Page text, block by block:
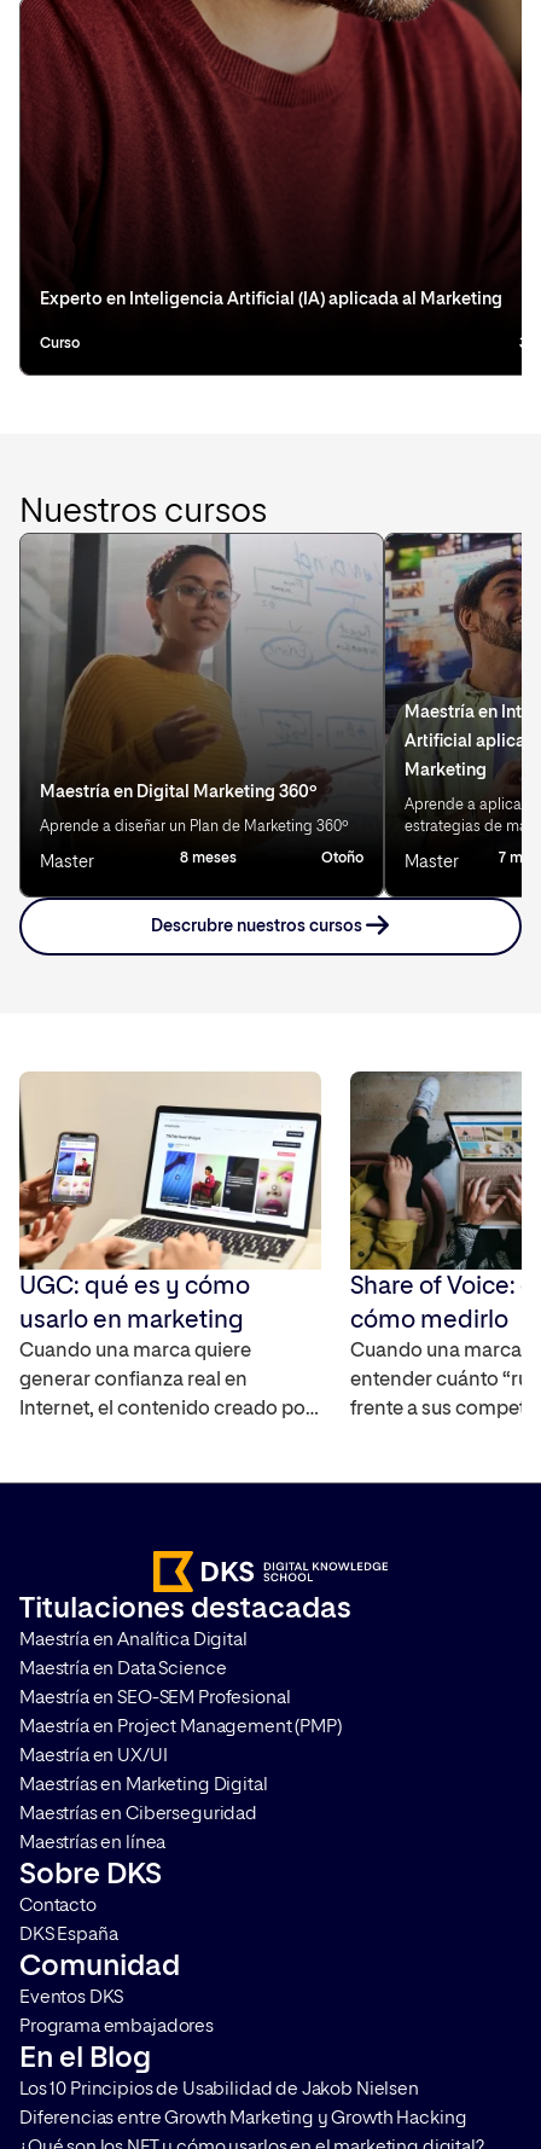
Experto en Inteligencia Artificial (IA) aplicada al Marketing
Curso 3
Nuestros cursos
Maestría en Digital Marketing 360º
Aprende a diseñar un Plan de Marketing 360º
Master 8 meses Otoño
Maestría en
Artificial
Marketing
Aprende a aplicar
estrategias de
Master 7
Descrubre nuestros cursos
UGC: qué es y cómo
usarlo en marketing
Cuando una marca quiere
generar confianza real en
Internet, el contenido creado por
ayuda a construir credibilidad y
acelera el proceso en la toma de
decisiones de compra. Te
contamos en qué consiste y […]
Share of Voice:
cómo medirlo
Cuando una marca
entender cuánto
frente a sus
Titulaciones destacadas
Maestría en Analítica Digital
Maestría en Data Science
Maestría en SEO-SEM Profesional
Maestría en Project Management (PMP)
Maestría en UX/UI
Maestrías en Marketing Digital
Maestrías en Ciberseguridad
Maestrías en línea
Sobre DKS
Contacto
DKS España
Comunidad
Eventos DKS
Programa embajadores
En el Blog
Los 10 Principios de Usabilidad de Jakob Nielsen
Diferencias entre Growth Marketing y Growth Hacking